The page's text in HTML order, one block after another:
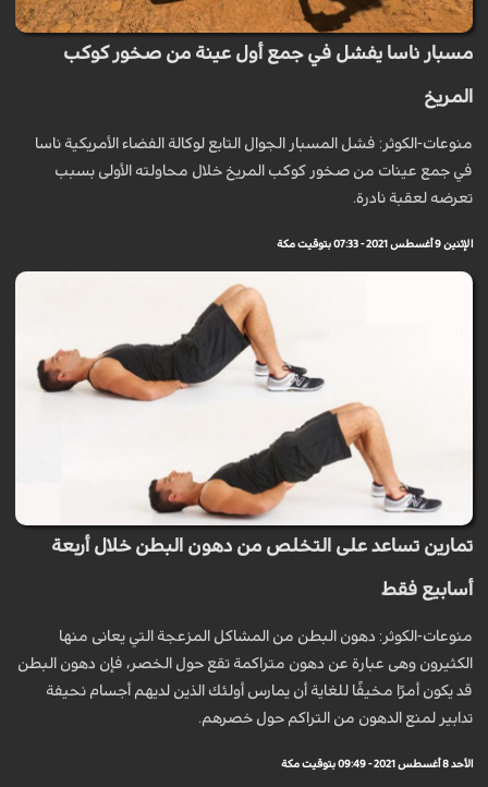
مسبار ناسا يفشل في جمع أول عينة من صخور كوكب
المريخ
منوعات-الكوثر: فشل المسبار الجوال التابع لوكالة الفضاء الأمريكية ناسا
في جمع عينات من صخور كوكب المريخ خلال محاولته الأولى بسبب
تعرضه لعقبة نادرة.
الإثنين 9 أغسطس 2021 - 07:33 بتوقيت مكة
تمارين تساعد على التخلص من دهون البطن خلال أربعة
أسابيع فقط
منوعات-الكوثر: دهون البطن من المشاكل المزعجة التي يعانى منها
الكثيرون وهى عبارة عن دهون متراكمة تقع حول الخصر، فإن دهون البطن
قد يكون أمرًا مخيفًا للغاية أن يمارس أولئك الذين لديهم أجسام نحيفة
تدابير لمنع الدهون من التراكم حول خصرهم.
الأحد 8 أغسطس 2021 - 09:49 بتوقيت مكة